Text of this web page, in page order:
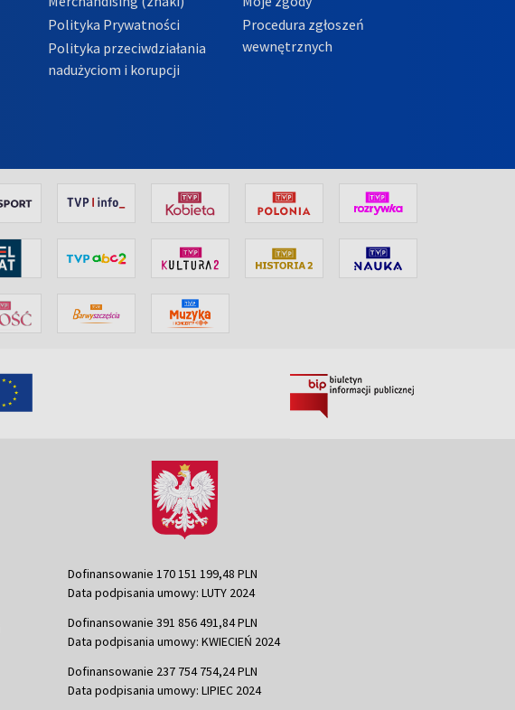
Polityka Prywatności
Polityka przeciwdziałania
nadużyciom i korupcji
Procedura zgłoszeń
wewnętrznych
Dofinansowanie 170 151 199,48 PLN
Data podpisania umowy: LUTY 2024
Dofinansowanie 391 856 491,84 PLN
Data podpisania umowy: KWIECIEŃ 2024
Dofinansowanie 237 754 754,24 PLN
Data podpisania umowy: LIPIEC 2024